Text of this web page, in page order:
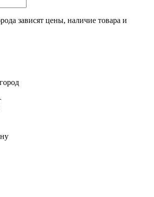
зависят цены, наличие товара и